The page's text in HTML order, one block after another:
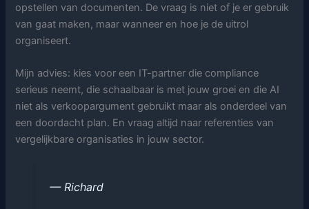
opstellen van documenten. De vraag is niet of je er gebruik
van gaat maken, maar wanneer en hoe je de uitrol
organiseert.
Mijn advies: kies voor een IT-partner die compliance
serieus neemt, die schaalbaar is met jouw groei en die AI
niet als verkoopargument gebruikt maar als onderdeel van
een doordacht plan. En vraag altijd naar referenties van
vergelijkbare organisaties in jouw sector.
— Richard